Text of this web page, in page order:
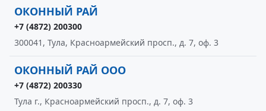
ОКОННЫЙ РАЙ
+7 (4872) 200300
300041, Тула, Красноармейский просп., д. 7, оф. 3
ОКОННЫЙ РАЙ ООО
+7 (4872) 200330
Тула г., Красноармейский просп., д. 7, оф. 3